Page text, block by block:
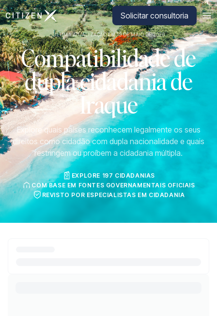
Ir para a página inicial da CitizenX Solicitar consultoria
ÚLTIMA ATUALIZAÇÃO EM 19 DE MAIO DE 2026
Compatibilidade de
dupla cidadania de
Iraque
Explore quais países reconhecem legalmente os seus
direitos como cidadão com dupla nacionalidade e quais
restringem ou proíbem a cidadania múltipla.
EXPLORE 197 CIDADANIAS
COM BASE EM FONTES GOVERNAMENTAIS OFICIAIS
REVISTO POR ESPECIALISTAS EM CIDADANIA